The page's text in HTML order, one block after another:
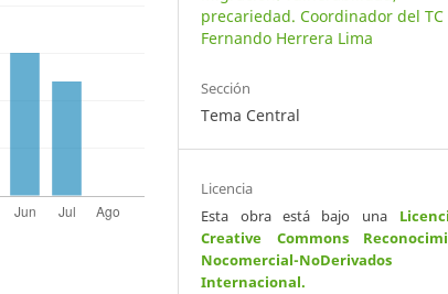
precariedad. Coordinador del TC
Fernando Herrera Lima
Sección
Tema Central
Licencia
Esta obra está bajo una
Creative Commons
Nocomercial-
Internacional.